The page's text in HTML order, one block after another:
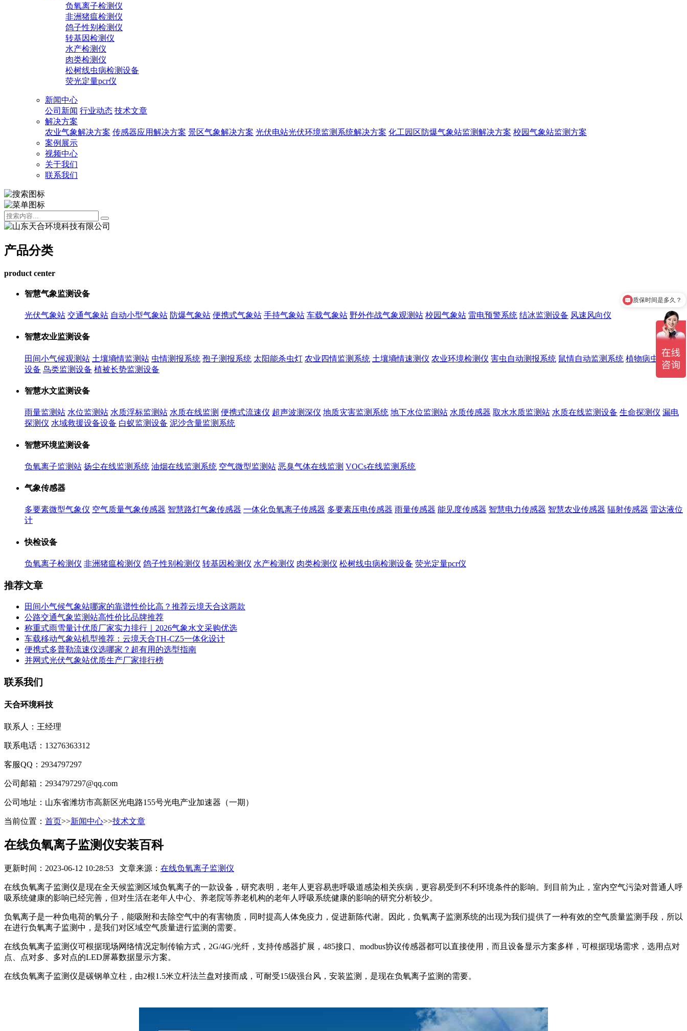
负氧离子检测仪
非洲猪瘟检测仪
鸽子性别检测仪
转基因检测仪
水产检测仪
肉类检测仪
松树线虫病检测设备
荧光定量pcr仪
新闻中心
公司新闻 行业动态 技术文章
解决方案
农业气象解决方案 传感器应用解决方案 景区气象解决方案 光伏电站光伏环境监测系统解决方案 化工园区防爆气象站监测解决方案 校园气象站监测方案
案例展示
视频中心
关于我们
联系我们
产品分类
product center
智慧气象监测设备
光伏气象站 交通气象站 自动小型气象站 防爆气象站 便携式气象站 手持气象站 车载气象站 野外作战气象观测站 校园气象站 雷电预警系统 结冰监测设备 风速风向仪
智慧农业监测设备
田间小气候观测站 土壤墒情监测站 虫情测报系统 孢子测报系统 太阳能杀虫灯 农业四情监测系统 土壤墒情速测仪 农业环境检测仪 害虫自动测报系统 鼠情自动监测系统 植物病虫害监测
设备 鸟类监测设备 植被长势监测设备
智慧水文监测设备
雨量监测站 水位监测站 水质浮标监测站 水质在线监测 便携式流速仪 超声波测深仪 地质灾害监测系统 地下水位监测站 水质传感器 取水水质监测站 水质在线监测设备 生命探测仪 漏电
探测仪 水域救援设备设备 白蚁监测设备 泥沙含量监测系统
智慧环境监测设备
负氧离子监测站 扬尘在线监测系统 油烟在线监测系统 空气微型监测站 恶臭气体在线监测 VOCs在线监测系统
气象传感器
多要素微型气象仪 空气质量气象传感器 智慧路灯气象传感器 一体化负氧离子传感器 多要素压电传感器 雨量传感器 能见度传感器 智慧电力传感器 智慧农业传感器 辐射传感器 雷达液位
计
快检设备
负氧离子检测仪 非洲猪瘟检测仪 鸽子性别检测仪 转基因检测仪 水产检测仪 肉类检测仪 松树线虫病检测设备 荧光定量pcr仪
推荐文章
田间小气候气象站哪家的靠谱性价比高？推荐云境天合这两款
公路交通气象监测站高性价比品牌推荐
称重式雨雪量计优质厂家实力排行｜2026气象水文采购优选
车载移动气象站机型推荐：云境天合TH-CZ5一体化设计
便携式多普勒流速仪选哪家？超有用的选型指南
并网式光伏气象站优质生产厂家排行榜
联系我们
天合环境科技
联系人：王经理
联系电话：13276363312
客服QQ：2934797297
公司邮箱：2934797297@qq.com
公司地址：山东省潍坊市高新区光电路155号光电产业加速器（一期）
当前位置： 首页>>新闻中心>>技术文章
在线负氧离子监测仪安装百科
更新时间：2023-06-12 10:28:53 文章来源： 在线负氧离子监测仪
在线负氧离子监测仪是现在全天候监测区域负氧离子的一款设备，研究表明，老年人更容易患呼吸道感染相关疾病，更容易受到不利环境条件的影响。到目前为止，室内空气污染对普通人呼
吸系统健康的影响已经完善，但对生活在老年人中心、养老院等养老机构的老年人呼吸系统健康的影响的研究分析较少。
负氧离子是一种负电荷的氧分子，能吸附和去除空气中的有害物质，同时提高人体免疫力，促进新陈代谢。因此，负氧离子监测系统的出现为我们提供了一种有效的空气质量监测手段，所以
在进行负氧离子监测中，是我们对区域空气质量进行监测的需要。
在线负氧离子监测仪可根据现场网络情况定制传输方式，2G/4G/光纤，支持传感器扩展，485接口、modbus协议传感器都可以直接使用，而且设备显示方案多样，可根据现场需求，选用点对
点、点对多、多对点的LED屏幕数据显示方案。
在线负氧离子监测仪是碳钢单立柱，由2根1.5米立杆法兰盘对接而成，可耐受15级强台风，安装监测，是现在负氧离子监测的需要。
质保时间是多久？